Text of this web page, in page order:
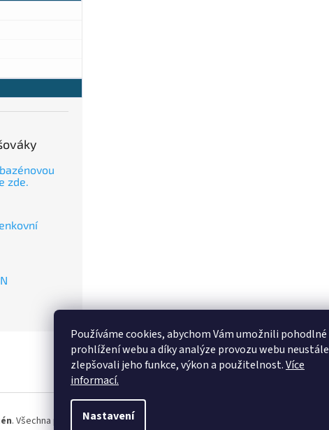
Používáme cookies, abychom Vám umožnili pohodlné
prohlížení webu a díky analýze provozu webu neustále
zlepšovali jeho funkce, výkon a použitelnost.Více
informací.
Nastavení
zde.
Heureka.cz
. Všechna práva vyhrazena.Upravit nastavení cookies